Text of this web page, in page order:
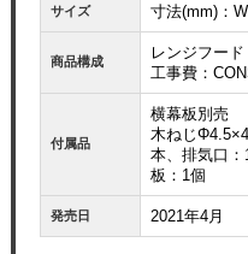
サイズ 寸法(mm)：
商品構成
レンジフー
工事費：
付属品
横幕板別売
木ねじ
本、排気口
板：1個
発売日 2021年4月